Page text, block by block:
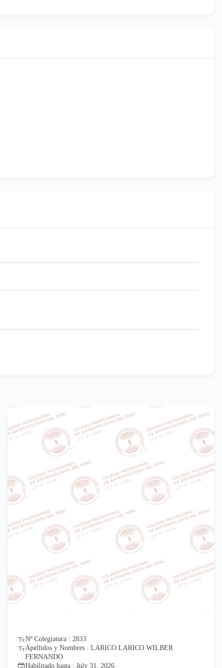
Nº Colegiatura : 2833
Apellidos y Nombres : LARICO LARICO WILBER
FERNANDO
Habilitado hasta : July 31, 2026